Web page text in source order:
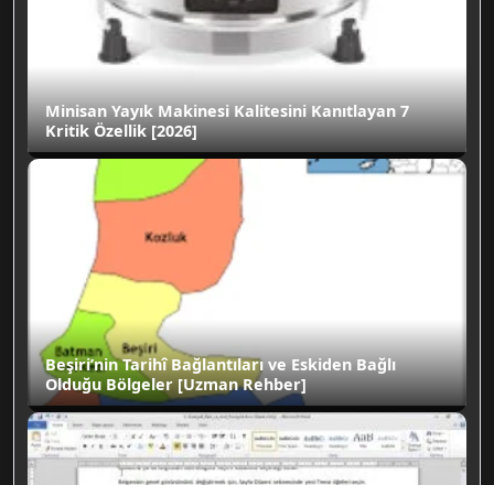
Minisan Yayık Makinesi Kalitesini Kanıtlayan 7
Kritik Özellik [2026]
Beşiri’nin Tarihî Bağlantıları ve Eskiden Bağlı
Olduğu Bölgeler [Uzman Rehber]